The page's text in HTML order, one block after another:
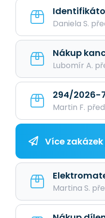
Daniela S.
Nákup
Lubomír A.
294/2026-
Martin F.
Více
Martina S.